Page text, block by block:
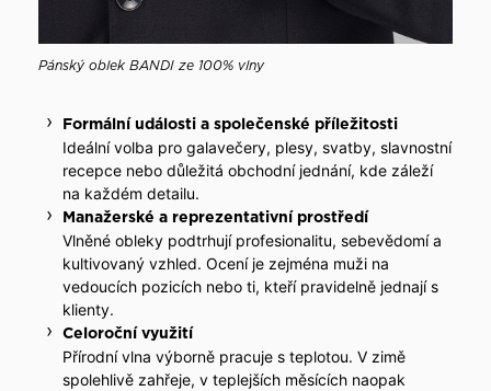
Pánský oblek BANDI ze 100% vlny
Formální události a společenské příležitosti
Ideální volba pro galavečery, plesy, svatby, slavnostní
recepce nebo důležitá obchodní jednání, kde záleží
na každém detailu.
Manažerské a reprezentativní prostředí
Vlněné obleky podtrhují profesionalitu, sebevědomí a
kultivovaný vzhled. Ocení je zejména muži na
vedoucích pozicích nebo ti, kteří pravidelně jednají s
klienty.
Celoroční využití
Přírodní vlna výborně pracuje s teplotou. V zimě
spolehlivě zahřeje, v teplejších měsících naopak